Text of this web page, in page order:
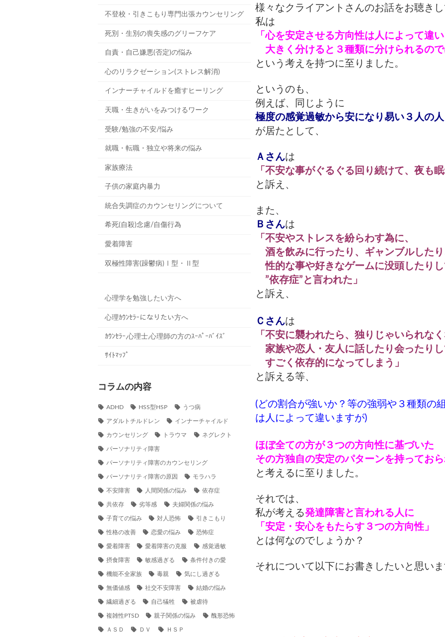
様々なクライアントさんのお話をお聴きし
私は
「心を安定させる方向性は人によって違い
大きく分けると３種類に分けられるので
という考えを持つに至りました。
というのも、
例えば、同じように
極度の感覚過敏から安になり易い３人の人
が居たとして、
Ａさんは
「不安な事がぐるぐる回り続けて、夜も眠
と訴え、
また、
Ｂさんは
「不安やストレスを紛らわす為に、
酒を飲みに行ったり、ギャンブルしたり
性的な事や好きなゲームに没頭したりし
”依存症”と言われた」
と訴え、
Ｃさんは
「不安に襲われたら、独りじゃいられなく
家族や恋人・友人に話したり会ったりし
すごく依存的になってしまう」
と訴える等、
(どの割合が強いか？等の強弱や３種類の
は人によって違いますが)
ほぼ全ての方が３つの方向性に基づいた
その方独自の安定のパターンを持ってお
と考えるに至りました。
それでは、
私が考える発達障害と言われる人に
「安定・安心をもたらす３つの方向性」
とは何なのでしょうか？
それについて以下にお書きしたいと思いま
不登校・引きこもり専門出張カウンセリング
死別・生別の喪失感のグリーフケア
自責・自己嫌悪(否定)の悩み
心のリラクゼーション(ストレス解消)
インナーチャイルドを癒すヒーリング
天職・生きがいをみつけるワーク
受験/勉強の不安/悩み
就職・転職・独立や将来の悩み
家族療法
子供の家庭内暴力
統合失調症のカウンセリングについて
希死(自殺)念慮/自傷行為
愛着障害
双極性障害(躁鬱病)Ⅰ型・Ⅱ型
心理学を勉強したい方へ
心理ｶｳﾝｾﾗｰになりたい方へ
ｶｳﾝｾﾗｰ,心理士,心理師の方のｽｰﾊﾟｰﾊﾞｲｽﾞ
ｻｲﾄﾏｯﾌﾟ
コラムの内容
ADHD HSS型HSP うつ病
アダルトチルドレン インナーチャイルド
カウンセリング トラウマ ネグレクト
パーソナリティ障害
パーソナリティ障害のカウンセリング
パーソナリティ障害の原因 モラハラ
不安障害 人間関係の悩み 依存症
共依存 劣等感 夫婦関係の悩み
子育ての悩み 対人恐怖 引きこもり
性格の改善 恋愛の悩み 恐怖症
愛着障害 愛着障害の克服 感覚過敏
摂食障害 敏感過ぎる 条件付きの愛
機能不全家族 毒親 気にし過ぎる
無価値感 社交不安障害 結婚の悩み
繊細過ぎる 自己犠牲 被虐待
複雑性PTSD 親子関係の悩み 醜形恐怖
ＡＳＤ ＤＶ ＨＳＰ